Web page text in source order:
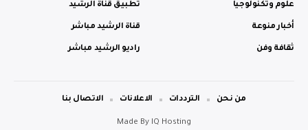
علوم وتكنولوجيا
أخبار منوعة
ثقافة وفن
تطبيق قناة الرشيد
قناة الرشيد مباشر
راديو الرشيد مباشر
Made By IQ Hosting
من نحن الترددات الاعلانات الاتصال بنا